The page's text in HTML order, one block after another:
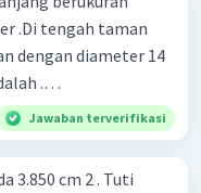
.Di tengah taman
dengan diameter 14
.…
Jawaban terverifikasi
3.850 cm 2 . Tuti